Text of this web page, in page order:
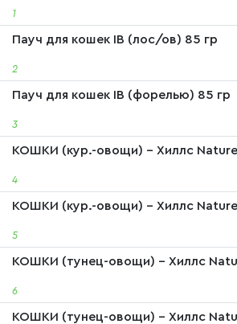
1
2
Пауч для кошек IB (лос/ов) 85 гр
3
Пауч для кошек IB (форелью) 85 гр
4
КОШКИ (кур.-овощи) - Хиллс
5
КОШКИ (кур.-овощи) - Хиллс
6
КОШКИ (тунец-овощи) - Хиллс
КОШКИ (тунец-овощи) - Хиллс